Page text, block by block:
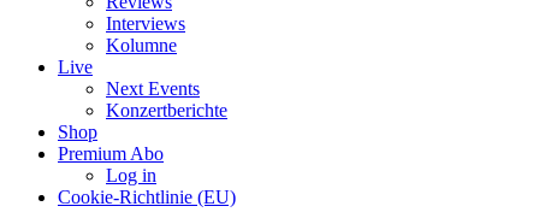
Interviews
Kolumne
Live
Next Events
Konzertberichte
Shop
Premium Abo
Log in
Cookie-Richtlinie (EU)